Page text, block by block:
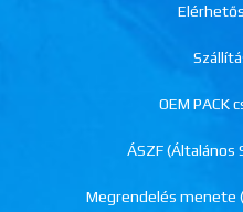
OEM PACK
ÁSZF
Megrendelés menete